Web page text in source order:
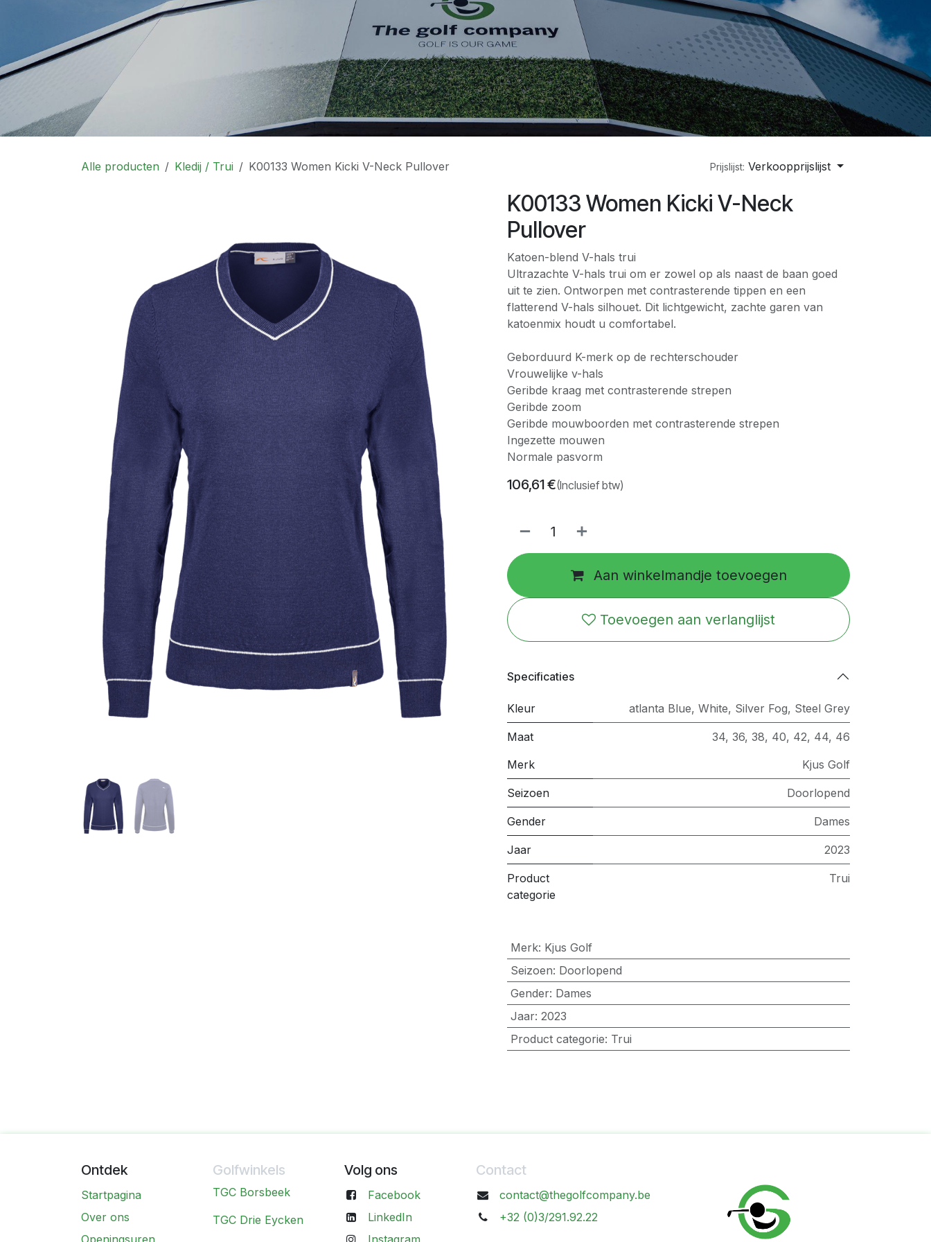
Alle producten Kledij / Trui K00133 Women Kicki V-Neck Pullover Prijslijst: Verkoopprijslijst
K00133 Women Kicki V-Neck
Pullover
Katoen-blend V-hals trui
Ultrazachte V-hals trui om er zowel op als naast de baan goed
uit te zien. Ontworpen met contrasterende tippen en een
flatterend V-hals silhouet. Dit lichtgewicht, zachte garen van
katoenmix houdt u comfortabel.
Geborduurd K-merk op de rechterschouder
Vrouwelijke v-hals
Geribde kraag met contrasterende strepen
Geribde zoom
Geribde mouwboorden met contrasterende strepen
Ingezette mouwen
Normale pasvorm
106,61€(Inclusief btw)
Aan winkelmandje toevoegen
Toevoegen aan verlanglijst
Specificaties
Kleur atlanta Blue, White, Silver Fog, Steel Grey
Maat 34, 36, 38, 40, 42, 44, 46
Merk
Kjus Golf
Seizoen Doorlopend
Gender Dames
Jaar 2023
Product
categorie
Trui
Merk: Kjus Golf
Seizoen: Doorlopend
Gender: Dames
Jaar: 2023
Product categorie: Trui
Ontdek
Startpagina
Over ons
Golfwinkels
TGC Borsbeek
TGC Drie Eycken
Volg ons
Facebook
LinkedIn
Contact
contact@thegolfcompany.be
+32 (0)3/291.92.22